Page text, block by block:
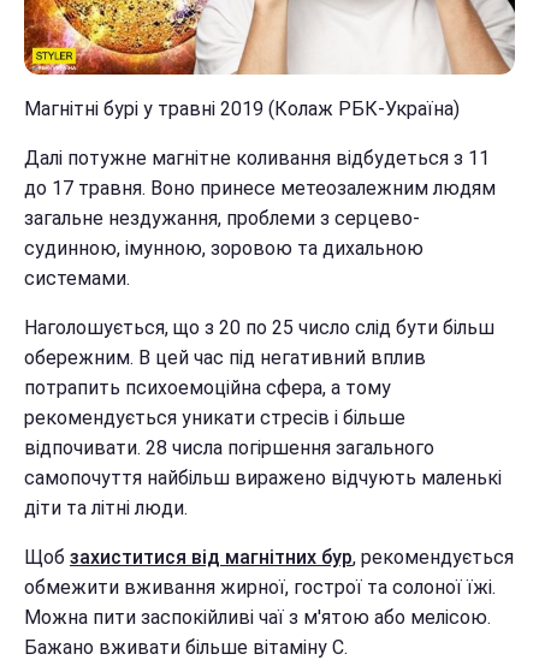
Магнітні бурі у травні 2019 (Колаж РБК-Україна)
Далі потужне магнітне коливання відбудеться з 11
до 17 травня. Воно принесе метеозалежним людям
загальне нездужання, проблеми з серцево-
судинною, імунною, зоровою та дихальною
системами.
Наголошується, що з 20 по 25 число слід бути більш
обережним. В цей час під негативний вплив
потрапить психоемоційна сфера, а тому
рекомендується уникати стресів і більше
відпочивати. 28 числа погіршення загального
самопочуття найбільш виражено відчують маленькі
діти та літні люди.
Щоб захиститися від магнітних бур, рекомендується
обмежити вживання жирної, гострої та солоної їжі.
Можна пити заспокійливі чаї з м'ятою або мелісою.
Бажано вживати більше вітаміну С.